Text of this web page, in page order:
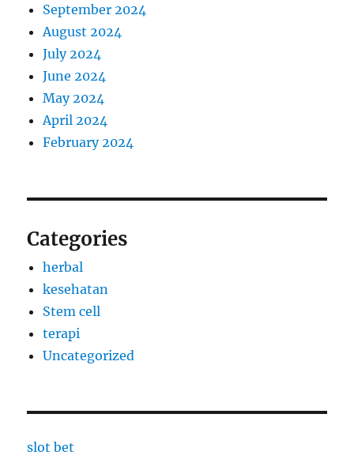
September 2024
August 2024
July 2024
June 2024
May 2024
April 2024
February 2024
Categories
herbal
kesehatan
Stem cell
terapi
Uncategorized
slot bet